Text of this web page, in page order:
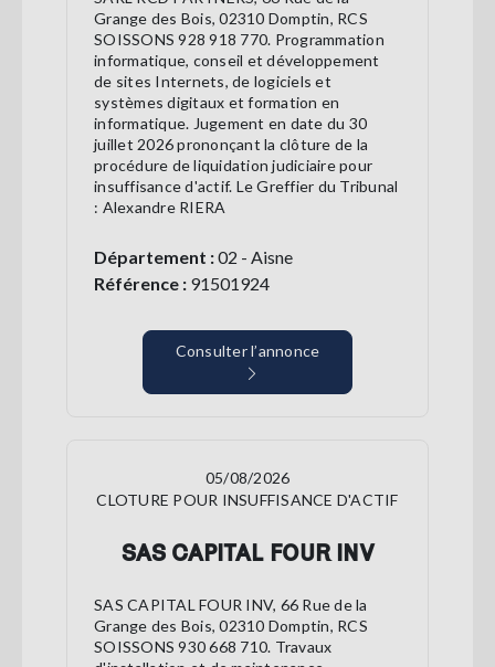
Grange des Bois, 02310 Domptin, RCS
SOISSONS 928 918 770. Programmation
informatique, conseil et développement
de sites Internets, de logiciels et
systèmes digitaux et formation en
informatique. Jugement en date du 30
juillet 2026 prononçant la clôture de la
procédure de liquidation judiciaire pour
insuffisance d'actif. Le Greffier du Tribunal
: Alexandre RIERA
Département :02 - Aisne
Référence : 91501924
Consulter l’annonce
05/08/2026
CLOTURE POUR INSUFFISANCE D'ACTIF
SAS CAPITAL FOUR INV
SAS CAPITAL FOUR INV, 66 Rue de la
Grange des Bois, 02310 Domptin, RCS
SOISSONS 930 668 710. Travaux